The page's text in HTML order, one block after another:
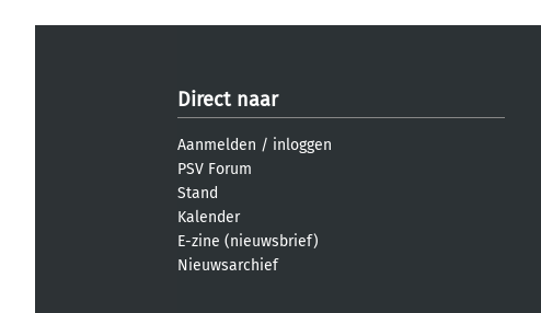
Direct naar
Aanmelden / inloggen
PSV Forum
Stand
Kalender
E-zine (nieuwsbrief)
Nieuwsarchief